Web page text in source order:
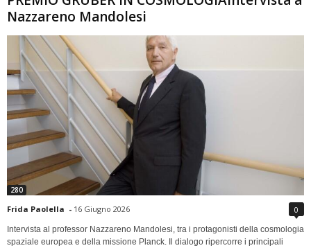
Nazzareno Mandolesi
280
Frida Paolella - 16 Giugno 2026 0
Intervista al professor Nazzareno Mandolesi, tra i protagonisti della cosmologia
spaziale europea e della missione Planck. Il dialogo ripercorre i principali